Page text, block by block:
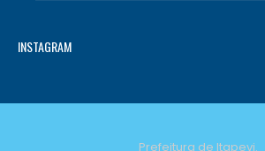
INSTAGRAM
Prefeitura de Itapevi.